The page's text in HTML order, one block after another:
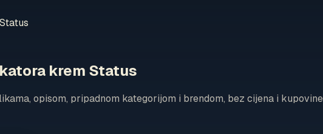
krem Status
opisom, pripadnom kategorijom i brendom, bez cijena i